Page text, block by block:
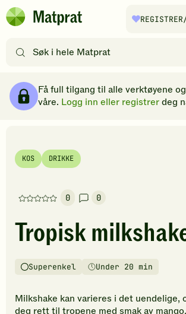
Hopp til hovedinnhold
Matprat
REGISTRER
etter
filtre
Få full tilgang til alle verktøyene
våre. Logg inn eller registrerdeg
KOS DRIKKE
0
Denne
har
foreløpig
vurderinger.
den
første
0
Tropisk
Vanskelighetsgrad
Superenkel
Tilberedningstid Under 20 min
Milkshake kan varieres i det uendelige,
deg rett til tropene med smak av